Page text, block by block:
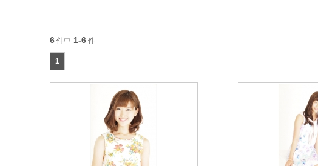
6 件中 1-6 件
1